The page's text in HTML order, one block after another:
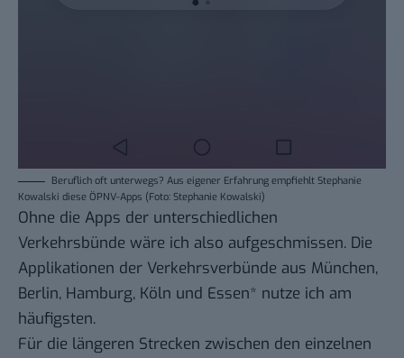
Beruflich oft unterwegs? Aus eigener Erfahrung empfiehlt Stephanie
Kowalski diese ÖPNV-Apps (Foto: Stephanie Kowalski)
Ohne die Apps der unterschiedlichen
Verkehrsbünde wäre ich also aufgeschmissen. Die
Applikationen der Verkehrsverbünde aus München,
Berlin, Hamburg, Köln und Essen* nutze ich am
häufigsten.
Für die längeren Strecken zwischen den einzelnen